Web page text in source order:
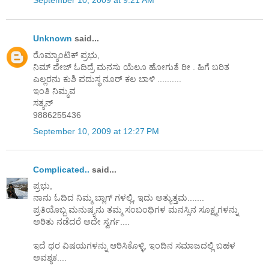
Unknown said...
ರೊಮ್ಯಾಂಟಿಕ್ ಪ್ರಭು,
ನಿಮ್ ಪೇಜ್ ಓದಿದ್ರೆ ಮನಸು ಯೆಲೂ ಹೋಗುತೆ ರೀ . ಹಿಗೆ ಬರಿತ
ಎಲ್ಲರನು ಕುಶಿ ಪದುಸ್ಥ ನೂರ್ ಕಲ ಬಾಳಿ ..........
ಇಂತಿ ನಿಮ್ಮವ
ಸತ್ಯನ್
9886255436
September 10, 2009 at 12:27 PM
Complicated.. said...
ಪ್ರಭು,
ನಾನು ಓದಿದ ನಿಮ್ಮ ಬ್ಲಾಗ್ ಗಳಲ್ಲಿ, ಇದು ಅತ್ಯುತ್ತಮ.......
ಪ್ರತಿಯೊಬ್ಬ ಮನುಷ್ಯನು ತಮ್ಮ ಸಂಬಂಧಿಗಳ ಮನಸ್ಸಿನ ಸೂಕ್ಷ್ಮಗಳನ್ನು
ಅರಿತು ನಡೆದರೆ ಅದೇ ಸ್ವರ್ಗ....
ಇದೆ ಥರ ವಿಷಯಗಳನ್ನು ಆರಿಸಿಕೊಳ್ಳಿ, ಇಂದಿನ ಸಮಾಜದಲ್ಲಿ ಬಹಳ
ಅವಶ್ಯಕ....